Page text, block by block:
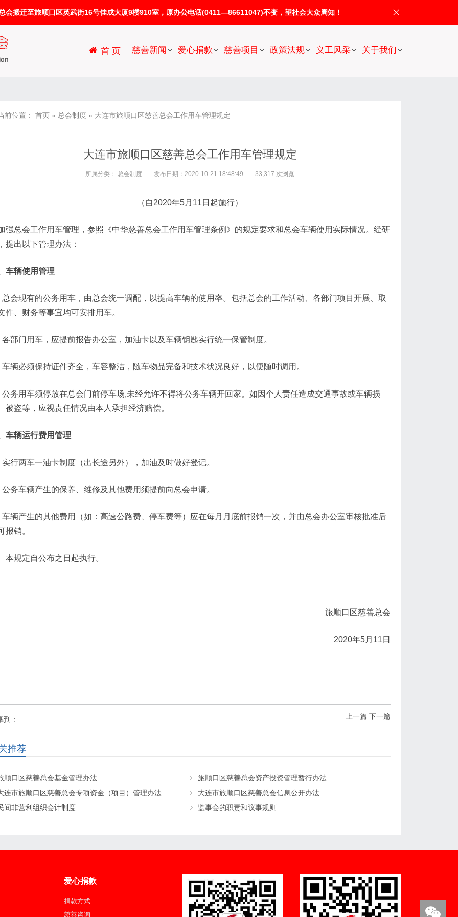
会搬迁至旅顺口区英武街16号佳成大厦9楼910室，原办公电话(0411—86611047)不变，望社会大众周知！
首 页 慈善新闻 爱心捐款 慈善项目 政策法规 义工风采 关于我们
前位置： 首页 » 总会制度 » 大连市旅顺口区慈善总会工作用车管理规定
大连市旅顺口区慈善总会工作用车管理规定
所属分类： 总会制度 发布日期：2020-10-21 18:48:49 33,317 次浏览
（自2020年5月11日起施行）
强总会工作用车管理，参照《中华慈善总会工作用车管理条例》的规定要求和总会车辆使用实际情况。经研
提出以下管理办法：
车辆使用管理
总会现有的公务用车，由总会统一调配，以提高车辆的使用率。包括总会的工作活动、各部门项目开展、取
件、财务等事宜均可安排用车。
各部门用车，应提前报告办公室，加油卡以及车辆钥匙实行统一保管制度。
车辆必须保持证件齐全，车容整洁，随车物品完备和技术状况良好，以便随时调用。
公务用车须停放在总会门前停车场,未经允许不得将公务车辆开回家。如因个人责任造成交通事故或车辆损
被盗等，应视责任情况由本人承担经济赔偿。
车辆运行费用管理
实行两车一油卡制度（出长途另外），加油及时做好登记。
公务车辆产生的保养、维修及其他费用须提前向总会申请。
车辆产生的其他费用（如：高速公路费、停车费等）应在每月月底前报销一次，并由总会办公室审核批准后
报销。
本规定自公布之日起执行。
旅顺口区慈善总会
2020年5月11日
上一篇 下一篇
到：
推荐
顺口区慈善总会基金管理办法
旅顺口区慈善总会资产投资管理暂行办法
连市旅顺口区慈善总会专项资金（项目）管理办法
大连市旅顺口区慈善总会信息公开办法
间非营利组织会计制度
监事会的职责和议事规则
爱心捐款
捐款方式
慈善咨询